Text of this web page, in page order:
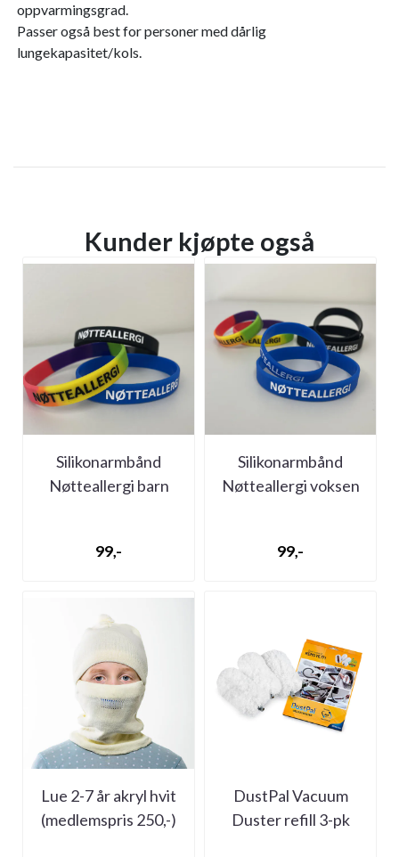
oppvarmingsgrad.
Passer også best for personer med dårlig
lungekapasitet/kols.
Kunder kjøpte også
Silikonarmbånd
Nøtteallergi barn
99,-
Silikonarmbånd
Nøtteallergi voksen
99,-
Lue 2-7 år akryl hvit
(medlemspris 250,-)
DustPal Vacuum
Duster refill 3-pk